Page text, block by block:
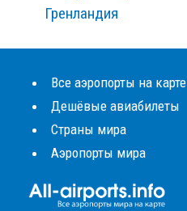
Гренландия
Все аэропорты на карте
Дешёвые авиабилеты
Страны мира
Аэропорты мира